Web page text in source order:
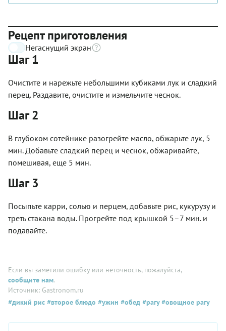
Рецепт приготовления
Негаснущий экран
Шаг 1
Очистите и нарежьте небольшими кубиками лук и сладкий
перец. Раздавите, очистите и измельчите чеснок.
Шаг 2
В глубоком сотейнике разогрейте масло, обжарьте лук, 5
мин. Добавьте сладкий перец и чеснок, обжаривайте,
помешивая, еще 5 мин.
Шаг 3
Посыпьте карри, солью и перцем, добавьте рис, кукурузу и
треть стакана воды. Прогрейте под крышкой 5–7 мин. и
подавайте.
Если вы заметили ошибку или неточность, пожалуйста,
сообщите нам.
Источник: Gastronom.ru
#дикий рис #второе блюдо #ужин #обед #рагу#овощное рагу